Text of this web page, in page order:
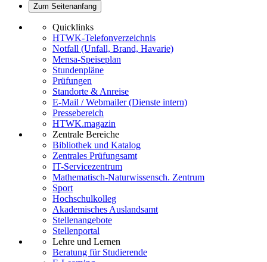
Zum Seitenanfang
Quicklinks
HTWK-Telefonverzeichnis
Notfall (Unfall, Brand, Havarie)
Mensa-Speiseplan
Stundenpläne
Prüfungen
Standorte & Anreise
E-Mail / Webmailer (Dienste intern)
Pressebereich
HTWK.magazin
Zentrale Bereiche
Bibliothek und Katalog
Zentrales Prüfungsamt
IT-Servicezentrum
Mathematisch-Naturwissensch. Zentrum
Sport
Hochschulkolleg
Akademisches Auslandsamt
Stellenangebote
Stellenportal
Lehre und Lernen
Beratung für Studierende